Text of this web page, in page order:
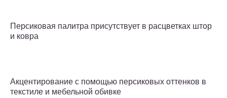
Персиковая палитра присутствует в расцветках штор
и ковра
Акцентирование с помощью персиковых оттенков в
текстиле и мебельной обивке